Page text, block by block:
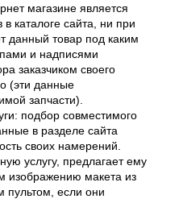
магазине является
каталоге сайта, ни при
данный товар под каким
и надписями
заказчиком своего
(эти данные
запчасти).
подбор совместимого
в разделе сайта
своих намерений.
услугу, предлагает ему
изображению макета из
пультом, если они